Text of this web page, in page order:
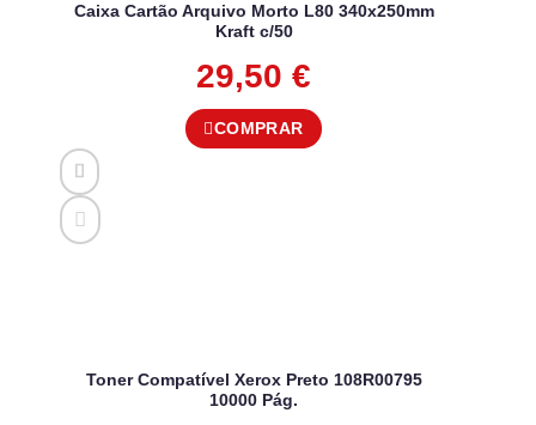
Caixa Cartão Arquivo Morto L80 340x250mm
Kraft c/50
29,50 €
COMPRAR
Toner Compatível Xerox Preto 108R00795
10000 Pág.